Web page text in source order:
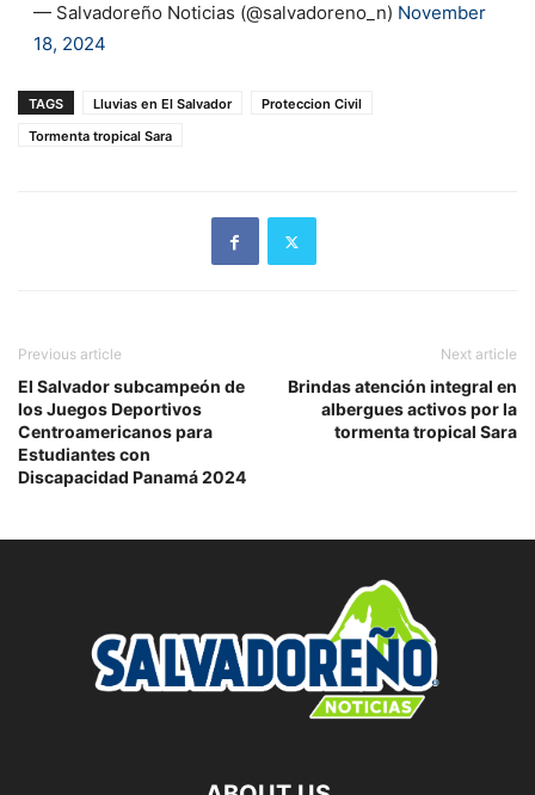
— Salvadoreño Noticias (@salvadoreno_n) November
18, 2024
TAGS Lluvias en El Salvador
Proteccion Civil
Tormenta tropical Sara
Previous article
El Salvador subcampeón de
los Juegos Deportivos
Centroamericanos para
Estudiantes con
Discapacidad Panamá 2024
Next article
Brindas atención integral en
albergues activos por la
tormenta tropical Sara